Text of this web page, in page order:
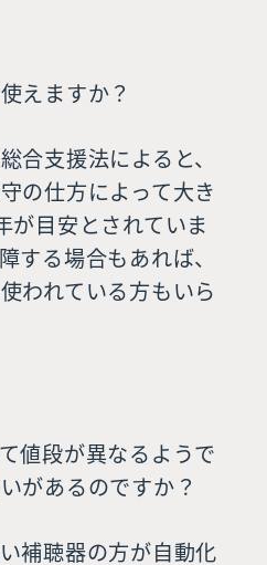
えますか？
合支援法によると、
の仕方によって大き
が目安とされていま
する場合もあれば、
われている方もいら
値段が異なるようで
があるのですか？
補聴器の方が自動化